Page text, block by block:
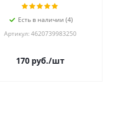
Есть в наличии (4)
Артикул: 4620739983250
170 руб./шт